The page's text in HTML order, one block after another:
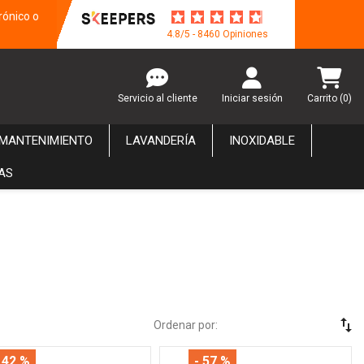
o
4.8/5 - 8460 Opiniones
Servicio al cliente Iniciar sesión Carrito (0)
LAVANDERÍA INOXIDABLE
Ordenar por: swap_vert